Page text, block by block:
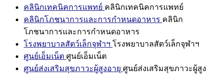
คลินิกเทคนิคการแพทย์ คลินิกเทคนิคการแพทย์
คลินิกโภชนาการและการกำหนดอาหาร คลินิก
โภชนาการและการกำหนดอาหาร
โรงพยาบาลสัตว์เล็กจุฬาฯ โรงพยาบาลสัตว์เล็กจุฬาฯ
ศูนย์เอ็มเน็ต ศูนย์เอ็มเน็ต
ศูนย์ส่งเสริมสุขภาวะผู้สูงอายุ ศูนย์ส่งเสริมสุขภาวะผู้สูง